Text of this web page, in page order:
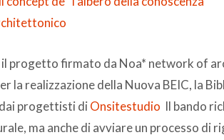
il progetto firmato da Noa* network of
la realizzazione della Nuova BEIC, la
progettisti di Onsitestudio Il bando
ma anche di avviare un processo di